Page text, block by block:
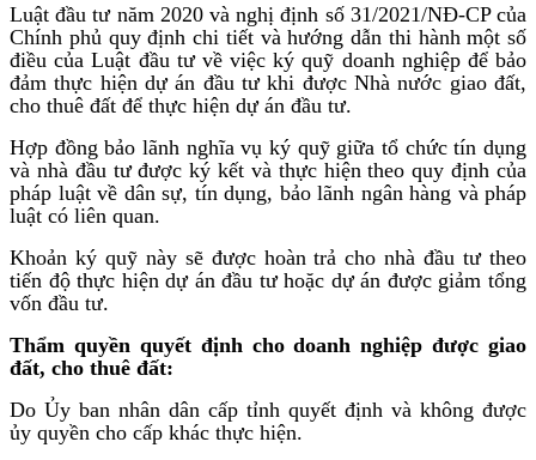
Luật đầu tư năm 2020 và nghị định số 31/2021/NĐ-CP của
Chính phủ quy định chi tiết và hướng dẫn thi hành một số
điều của Luật đầu tư về việc ký quỹ doanh nghiệp để bảo
đảm thực hiện dự án đầu tư khi được Nhà nước giao đất,
cho thuê đất để thực hiện dự án đầu tư.
Hợp đồng bảo lãnh nghĩa vụ ký quỹ giữa tổ chức tín dụng
và nhà đầu tư được ký kết và thực hiện theo quy định của
pháp luật về dân sự, tín dụng, bảo lãnh ngân hàng và pháp
luật có liên quan.
Khoản ký quỹ này sẽ được hoàn trả cho nhà đầu tư theo
tiến độ thực hiện dự án đầu tư hoặc dự án được giảm tổng
vốn đầu tư.
Thẩm quyền quyết định cho doanh nghiệp được giao
đất, cho thuê đất:
Do Ủy ban nhân dân cấp tỉnh quyết định và không được
ủy quyền cho cấp khác thực hiện.